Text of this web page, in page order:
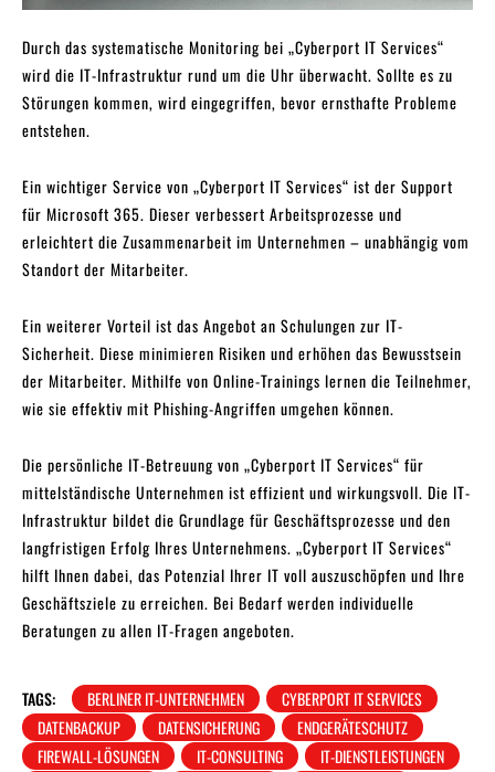
Durch das systematische Monitoring bei „Cyberport IT Services“
wird die IT-Infrastruktur rund um die Uhr überwacht. Sollte es zu
Störungen kommen, wird eingegriffen, bevor ernsthafte Probleme
entstehen.
Ein wichtiger Service von „Cyberport IT Services“ ist der Support
für Microsoft 365. Dieser verbessert Arbeitsprozesse und
erleichtert die Zusammenarbeit im Unternehmen – unabhängig vom
Standort der Mitarbeiter.
Ein weiterer Vorteil ist das Angebot an Schulungen zur IT-
Sicherheit. Diese minimieren Risiken und erhöhen das Bewusstsein
der Mitarbeiter. Mithilfe von Online-Trainings lernen die Teilnehmer,
wie sie effektiv mit Phishing-Angriffen umgehen können.
Die persönliche IT-Betreuung von „Cyberport IT Services“ für
mittelständische Unternehmen ist effizient und wirkungsvoll. Die IT-
Infrastruktur bildet die Grundlage für Geschäftsprozesse und den
langfristigen Erfolg Ihres Unternehmens. „Cyberport IT Services“
hilft Ihnen dabei, das Potenzial Ihrer IT voll auszuschöpfen und Ihre
Geschäftsziele zu erreichen. Bei Bedarf werden individuelle
Beratungen zu allen IT-Fragen angeboten.
TAGS: BERLINER IT-UNTERNEHMEN
CYBERPORT IT SERVICES
DATENBACKUP
DATENSICHERUNG
ENDGERÄTESCHUTZ
FIREWALL-LÖSUNGEN
IT-CONSULTING
IT-DIENSTLEISTUNGEN